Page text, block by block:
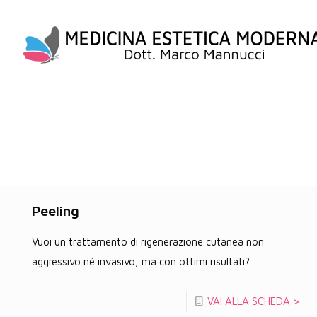
Peeling
Vuoi un trattamento di rigenerazione cutanea non
aggressivo né invasivo, ma con ottimi risultati?
VAI ALLA SCHEDA >